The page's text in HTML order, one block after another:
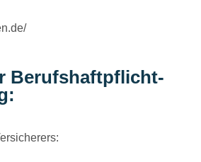
Berufs­haftpflicht­